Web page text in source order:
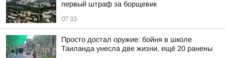
первый штраф за борщевик
07:33
Просто достал оружие: бойня в школе
Таиланда унесла две жизни, ещё 20 ранены